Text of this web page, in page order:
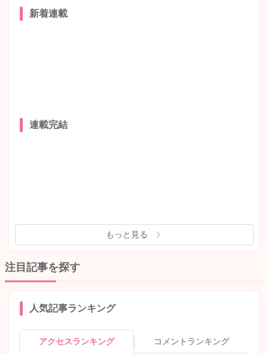
新着連載
連載完結
もっと見る
注目記事を探す
人気記事ランキング
アクセスランキング コメントランキング